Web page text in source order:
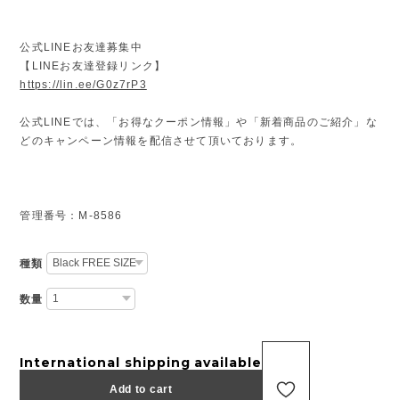
公式LINEお友達募集中
【LINEお友達登録リンク】
https://lin.ee/G0z7rP3
公式LINEでは、「お得なクーポン情報」や「新着商品のご紹介」な
どのキャンペーン情報を配信させて頂いております。
管理番号：M-8586
種類
数量
International shipping available
Add to cart